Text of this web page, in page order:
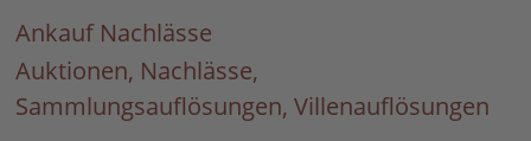
Ankauf Nachlässe
Auktionen, Nachlässe,
Sammlungsauflösungen, Villenauflösungen